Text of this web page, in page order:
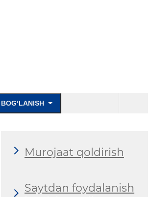
BOG‘LANISH
Murojaat qoldirish
Saytdan foydalanish